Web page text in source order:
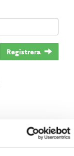
Registrera